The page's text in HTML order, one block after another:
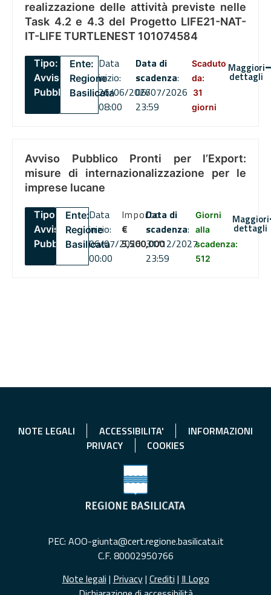
realizzazione delle attività previste nelle
Task 4.2 e 4.3 del Progetto LIFE21-NAT-
IT-LIFE TURTLENEST 101074584
Tipo:
Avviso
Pubblico
Ente:
Regione
Basilicata
Data
inizio:
26/06/2026
08:00
Data di
scadenza:
06/07/2026
23:59
Scaduto
da:
31
giorni
Maggiori
dettagli
Avviso Pubblico Pronti per l’Export:
misure di internazionalizzazione per le
imprese lucane
Tipo:
Avviso
Pubblico
Ente:
Regione
Basilicata
Data
inizio:
06/07/2026
00:00
Importo
€
5,500,000
Data di
scadenza:
31/12/2027
23:59
Giorni
alla
scadenza:
512
Maggiori
dettagli
NOTE LEGALI ACCESSIBILITA'
INFORMAZIONI
PRIVACY
COOKIES
PEC: AOO-giunta@cert.regione.basilicata.it
C.F. 80002950766
Note legali | Privacy| Crediti | Il Logo